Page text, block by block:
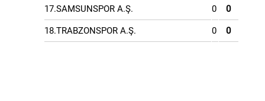
17.SAMSUNSPOR A.Ş. 0 0
18.TRABZONSPOR A.Ş. 0 0